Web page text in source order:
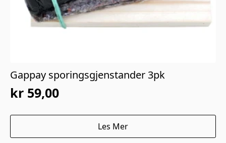
Gappay sporingsgjenstander 3pk
kr 59,00
Les Mer